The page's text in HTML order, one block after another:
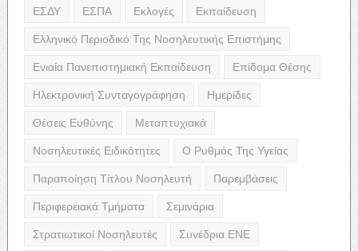
ΕΣΔΥ ΕΣΠΑ Εκλογές Εκπαίδευση
Ελληνικό Περιοδικό Της Νοσηλευτικής Επιστήμης
Ενιαία Πανεπιστημιακή Εκπαίδευση Επίδομα Θέσης
Ηλεκτρονική Συνταγογράφηση Ημερίδες
Θέσεις Ευθύνης Μεταπτυχιακά
Νοσηλευτικές Ειδικότητες Ο Ρυθμός Της Υγείας
Παραποίηση Τίτλου Νοσηλευτή Παρεμβάσεις
Περιφερειακά Τμήματα Σεμινάρια
Στρατιωτικοί Νοσηλευτές Συνέδρια ΕΝΕ